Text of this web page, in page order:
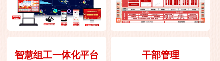
智慧组工一体化平台 干部管理